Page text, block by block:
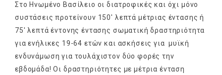
Στο Ηνωμένο Βασίλειο οι διατροφικές και όχι μόνο
συστάσεις προτείνουν 150′ λεπτά μέτριας έντασης ή
75′ λεπτά έντονης έντασης σωματική δραστηριότητα
για ενήλικες 19-64 ετών και ασκήσεις για μυϊκή
ενδυνάμωση για τουλάχιστον δύο φορές την
εβδομάδα! Οι δραστηριότητες με μέτρια ένταση